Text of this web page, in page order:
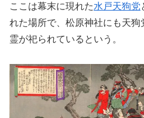
ここは幕末に現れた水戸天狗党
れた場所で、松原神社にも天狗
霊が祀られているという。